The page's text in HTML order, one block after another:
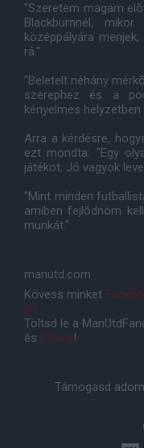
"Szeretem magam
Blackburnnél,
középpályára
rá."
"Beletelt néhány
szerephez és a
kényelmes
Arra a kérdésre,
ezt mondta: "Egy
játékot. Jó vagyok
"Mint minden
amiben fejlõdnöm
munkát."
manutd.com
Kövess minket
is!
Töltsd le a
és iOS-re!
Támogasd